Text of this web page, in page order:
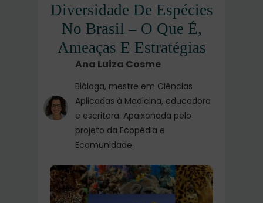
Diversidade De Espécies
No Brasil – O Que É,
Ameaças E Estratégias
Ana Luiza Cosme
Bióloga, mestre em Ciências
Aplicadas à Medicina, educadora
e escritora. Apaixonada pelo
projeto da Ecopédia e
Ecomunidade.